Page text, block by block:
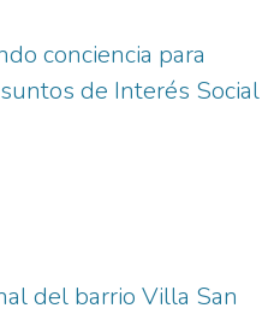
conciencia para
de Interés Social
del barrio Villa San